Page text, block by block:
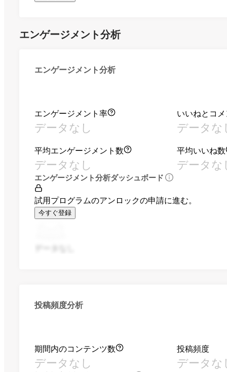
エンゲージメント分析
エンゲージメント分析
エンゲージメント率
データなし
いいねとコ
データな
平均エンゲージメント数
データなし
平均いいね数
データな
エンゲージメント分析ダッシュボード
試用プログラムのアンロックの申請に進む。
今すぐ登録
投稿頻度分析
期間内のコンテンツ数
データなし
投稿頻度
データな